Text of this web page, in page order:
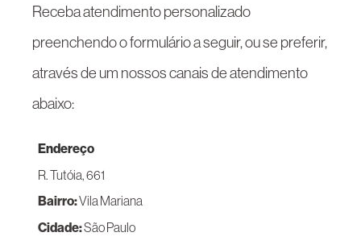
Receba atendimento personalizado
preenchendo o formulário a seguir, ou se preferir,
através de um nossos canais de atendimento
abaixo:
Endereço
R. Tutóia, 661
Bairro:Vila Mariana
Cidade:São Paulo